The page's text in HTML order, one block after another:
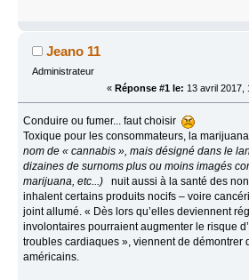
Jeano 11
Administrateur
« Réponse #1 le: 13 avril 2017,
Conduire ou fumer... faut choisir
Toxique pour les consommateurs, la
nom de « cannabis », mais désigné dans le
dizaines de surnoms plus ou moins imagés
marijuana, etc...)
nuit aussi à la santé des
inhalent certains produits nocifs – voire
joint allumé. « Dès lors qu’elles deviennent
involontaires pourraient augmenter le risque
troubles cardiaques », viennent de démontrer
américains.